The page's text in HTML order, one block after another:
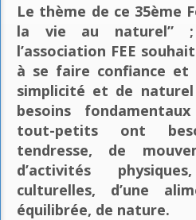
Le thème de ce 35ème
la vie au naturel”
l’association FEE
à se faire confiance
simplicité et de
besoins
tout-petits ont
tendresse, de
d’activités
culturelles, d’une
équilibrée, de nature.